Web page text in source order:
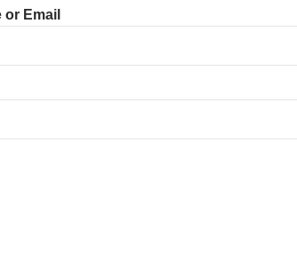
or Email